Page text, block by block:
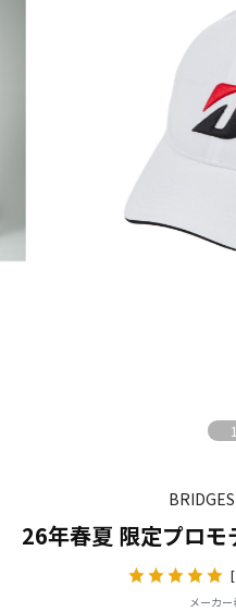
1
26年春夏 限定プロモ
メーカ